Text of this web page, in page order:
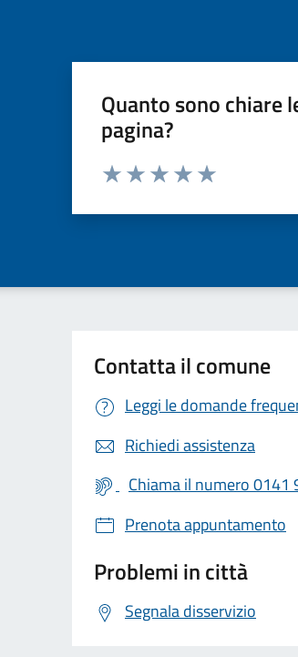
Quanto sono chiare
pagina?
Valuta da 1 a 5 stelle la pagina
Contatta il comune
Leggi le domande
Richiedi assistenza
Chiama il numero 0141
Prenota appuntamento
Problemi in città
Segnala disservizio